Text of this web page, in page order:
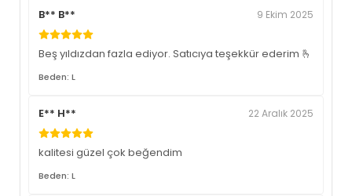
B** B** 9 Ekim 2025
Beş yıldızdan fazla ediyor. Satıcıya teşekkür ederim 🫰
Beden: L
E** H** 22 Aralık 2025
kalitesi güzel çok beğendim
Beden: L